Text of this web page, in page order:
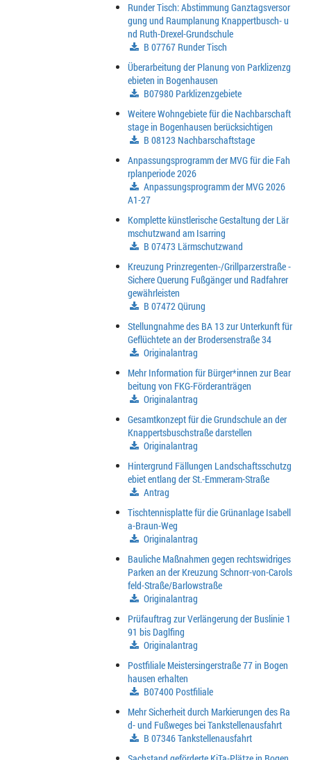
Runder Tisch: Abstimmung Ganztagsversor
gung und Raumplanung Knappertbusch- u
nd Ruth-Drexel-Grundschule
B 07767 Runder Tisch
Überarbeitung der Planung von Parklizenzg
ebieten in Bogenhausen
B07980 Parklizenzgebiete
Weitere Wohngebiete für die Nachbarschaft
stage in Bogenhausen berücksichtigen
B 08123 Nachbarschaftstage
Anpassungsprogramm der MVG für die Fah
rplanperiode 2026
Anpassungsprogramm der MVG 2026
A1-27
Komplette künstlerische Gestaltung der Lär
mschutzwand am Isarring
B 07473 Lärmschutzwand
Kreuzung Prinzregenten-/Grillparzerstraße -
Sichere Querung Fußgänger und Radfahrer
gewährleisten
B 07472 Qürung
Stellungnahme des BA 13 zur Unterkunft für
Geflüchtete an der Brodersenstraße 34
Originalantrag
Mehr Information für Bürger*innen zur Bear
beitung von FKG-Förderanträgen
Originalantrag
Gesamtkonzept für die Grundschule an der
Knappertsbuschstraße darstellen
Originalantrag
Hintergrund Fällungen Landschaftsschutzg
ebiet entlang der St.-Emmeram-Straße
Antrag
Tischtennisplatte für die Grünanlage Isabell
a-Braun-Weg
Originalantrag
Bauliche Maßnahmen gegen rechtswidriges
Parken an der Kreuzung Schnorr-von-Carols
feld-Straße/Barlowstraße
Originalantrag
Prüfauftrag zur Verlängerung der Buslinie 1
91 bis Daglfing
Originalantrag
Postfiliale Meistersingerstraße 77 in Bogen
hausen erhalten
B07400 Postfiliale
Mehr Sicherheit durch Markierungen des Ra
d- und Fußweges bei Tankstellenausfahrt
B 07346 Tankstellenausfahrt